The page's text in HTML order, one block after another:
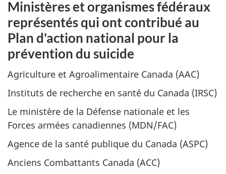
Ministères et organismes fédéraux
représentés qui ont contribué au
Plan d'action national pour la
prévention du suicide
Agriculture et Agroalimentaire Canada (AAC)
Instituts de recherche en santé du Canada (IRSC)
Le ministère de la Défense nationale et les
Forces armées canadiennes (MDN/FAC)
Agence de la santé publique du Canada (ASPC)
Anciens Combattants Canada (ACC)